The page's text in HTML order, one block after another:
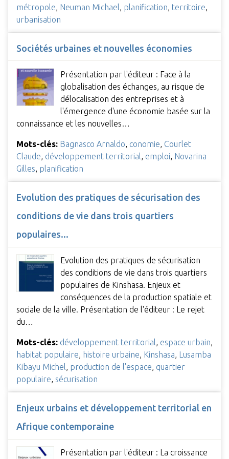
métropole Neuman Michael planification territoire
urbanisation
Sociétés urbaines et nouvelles économies
Présentation par l'éditeur : Face à la
globalisation des échanges, au risque de
délocalisation des entreprises et à
l'émergence d'une économie basée sur la
connaissance et les nouvelles…
Mots-clés: Bagnasco Arnaldo, conomie, Courlet
Claude, développement territorial, emploi, Novarina
Gilles, planification
Evolution des pratiques de sécurisation des
conditions de vie dans trois quartiers
populaires...
Evolution des pratiques de sécurisation
des conditions de vie dans trois quartiers
populaires de Kinshasa. Enjeux et
conséquences de la production spatiale et
sociale de la ville. Présentation de l'éditeur : Le rejet
du…
Mots-clés: développement territorial, espace urbain,
habitat populaire, histoire urbaine, Kinshasa, Lusamba
Kibayu Michel, production de l'espace, quartier
populaire, sécurisation
Enjeux urbains et développement territorial en
Afrique contemporaine
Présentation par l'éditeur : La croissance